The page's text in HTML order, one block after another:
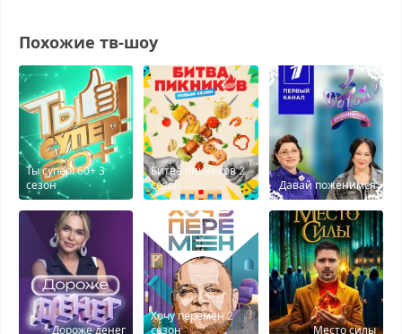
Похожие тв-шоу
Ты супер! 60+ 3
сезон
Битва пикников 2
сезон
Давай поженимся
Дороже денег
Хочу перемен 2
сезон
Место силы